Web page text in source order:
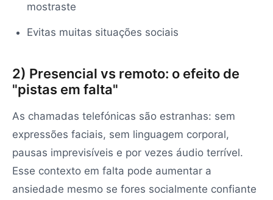
mostraste
Evitas muitas situações sociais
2) Presencial vs remoto: o efeito de
"pistas em falta"
As chamadas telefónicas são estranhas: sem
expressões faciais, sem linguagem corporal,
pausas imprevisíveis e por vezes áudio terrível.
Esse contexto em falta pode aumentar a
ansiedade mesmo se fores socialmente confiante